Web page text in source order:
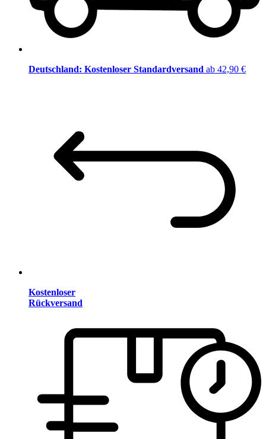
Deutschland: Kostenloser Standardversand ab 42,90 €
Kostenloser
Rückversand